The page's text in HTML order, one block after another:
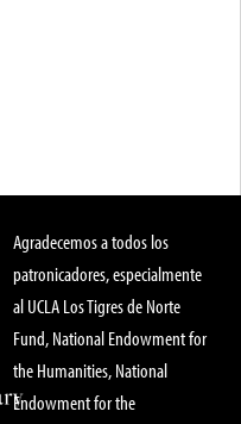
Agradecemos a todos los
patronicadores, especialmente
al UCLA Los Tigres de Norte
Fund, National Endowment for
the Humanities, National
Endowment for the